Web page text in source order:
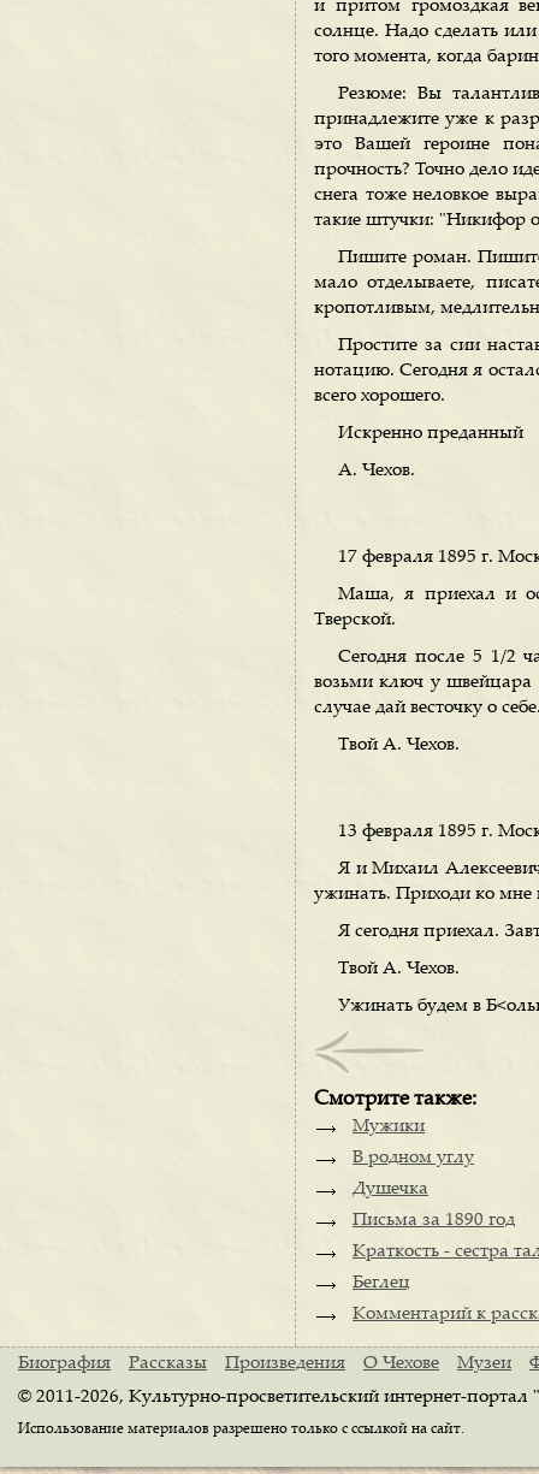
и притом громоздкая
солнце. Надо сделать
того момента, когда
Резюме: Вы
принадлежите уже к
это Вашей героине
прочность? Точно дело
снега тоже неловкое
такие штучки: "Никифор
Пишите роман.
мало отделываете,
кропотливым,
Простите за сии
нотацию. Сегодня я
всего хорошего.
Искренно преданный
А. Чехов.
17 февраля 1895 г.
Маша, я приехал и
Тверской.
Сегодня после 5 1/2
возьми ключ у швейцара
случае дай весточку о
Твой А. Чехов.
13 февраля 1895 г.
Я и Михаил
ужинать. Приходи ко мне
Я сегодня приехал.
Твой А. Чехов.
Ужинать будем в
Смотрите также:
Мужики
В родном углу
Душечка
Письма за 1890 год
Краткость - сестра
Беглец
Комментарий к
Биография Рассказы Произведения О Чехове Музеи
© 2011-2026, Культурно-просветительский интернет-
Использование материалов разрешено только с ссылкой на сайт.